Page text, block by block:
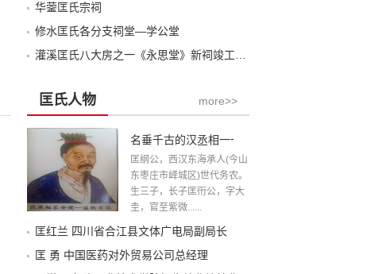
华蓥匡氏宗祠
修水匡氏各分支祠堂—学公堂
more>>
匡氏人物
名垂千古的汉丞相一一匡衡公
匡纲公，西汉东海承人(今山
东枣庄市峄城区)世代务农。
生三子，长子匡衎公，字大
圭，官至紫微......
匡红兰 四川省合江县文体广电局副局长
匡 勇 中国医药对外贸易公司总经理